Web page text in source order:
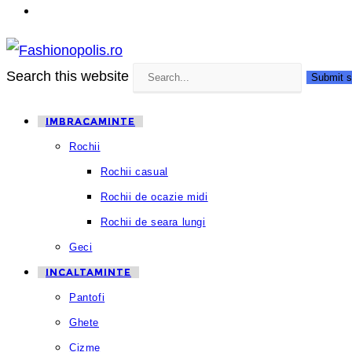
Search this website Submit
IMBRACAMINTE
Rochii
Rochii casual
Rochii de ocazie midi
Rochii de seara lungi
Geci
INCALTAMINTE
Pantofi
Ghete
Cizme